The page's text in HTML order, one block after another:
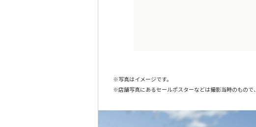
写真はイメージです。
店舗写真にあるセールポスターなどは撮影当時のもので